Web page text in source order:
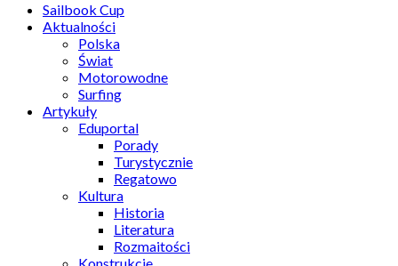
Sailbook Cup
Aktualności
Polska
Świat
Motorowodne
Surfing
Artykuły
Eduportal
Porady
Turystycznie
Regatowo
Kultura
Historia
Literatura
Rozmaitości